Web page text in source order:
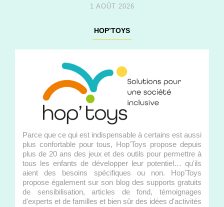
1 AOÛT 2026
HOP’TOYS
Parce que ce qui est indispensable à certains est aussi
plus confortable pour tous, Hop'Toys propose depuis
plus de 20 ans des jeux et des outils pour permettre à
tous les enfants de développer leur potentiel… qu'ils
aient des besoins spécifiques ou non. Hop'Toys
propose également sur son blog des supports gratuits
de sensibilisation, articles de fond, témoignages
d'experts et de familles et bien sûr des idées d'activités